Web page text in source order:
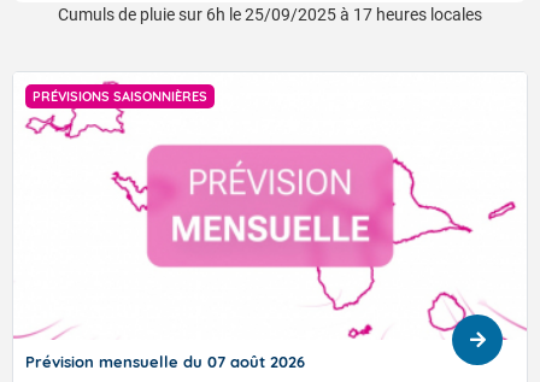
Cumuls de pluie sur 6h le 25/09/2025 à 17 heures locales
PRÉVISIONS SAISONNIÈRES
Prévision mensuelle du 07 août 2026